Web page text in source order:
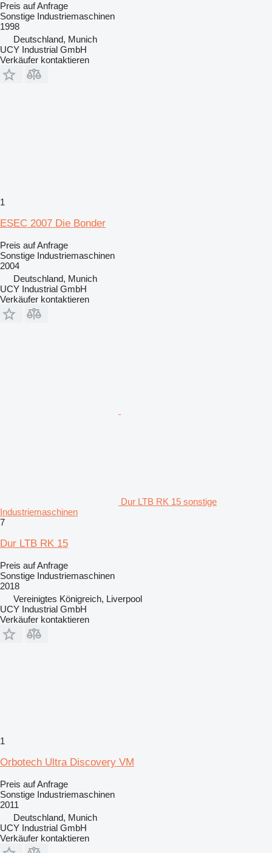
Preis auf Anfrage
Sonstige Industriemaschinen
1998
Deutschland, Munich
UCY Industrial GmbH
Verkäufer kontaktieren
1
ESEC 2007 Die Bonder
Preis auf Anfrage
Sonstige Industriemaschinen
2004
Deutschland, Munich
UCY Industrial GmbH
Verkäufer kontaktieren
Dur LTB RK 15 sonstige
Industriemaschinen
7
Dur LTB RK 15
Preis auf Anfrage
Sonstige Industriemaschinen
2018
Vereinigtes Königreich, Liverpool
UCY Industrial GmbH
Verkäufer kontaktieren
1
Orbotech Ultra Discovery VM
Preis auf Anfrage
Sonstige Industriemaschinen
2011
Deutschland, Munich
UCY Industrial GmbH
Verkäufer kontaktieren